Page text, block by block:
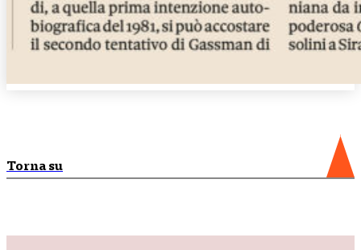
Torna su